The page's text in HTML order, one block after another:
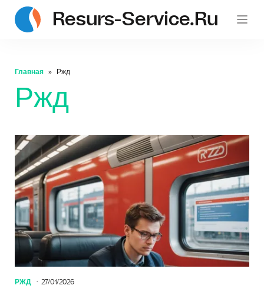
Resurs-Service.ru
Главная Ржд
Ржд
РЖД 27/01/2026